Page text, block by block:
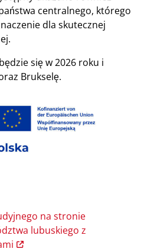
centralnego, którego
dla skutecznej
się w 2026 roku i
Brukselę.
na stronie
lubuskiego z